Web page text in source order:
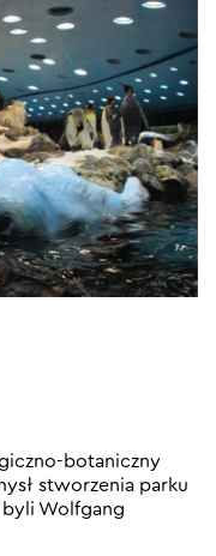
botaniczny
stworzenia parku
byli Wolfgang